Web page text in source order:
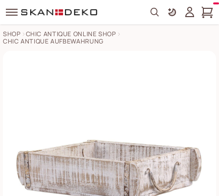
Search
SHOP
CHIC ANTIQUE ONLINE SHOP
CHIC ANTIQUE AUFBEWAHRUNG